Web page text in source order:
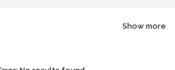
Show more